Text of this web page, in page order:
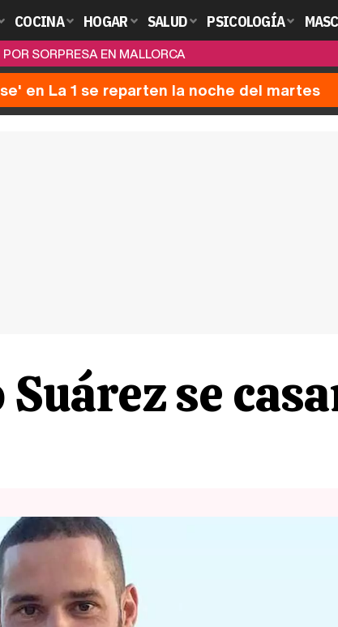
COCINA HOGAR SALUD PSICOLOGÍA
SORPRESA EN MALLORCA
en La 1 se reparten la noche del martes
se